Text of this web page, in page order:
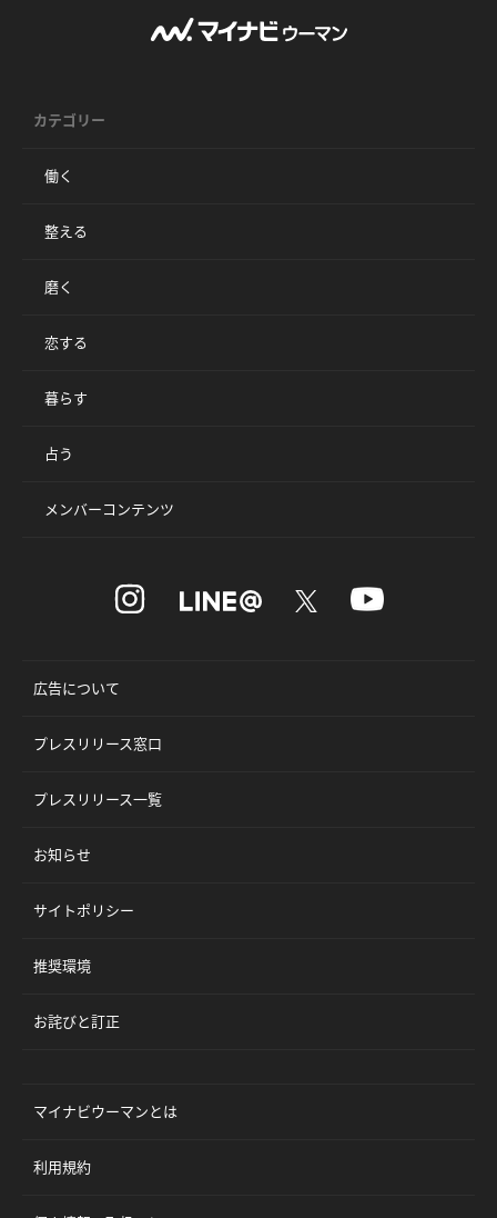
カテゴリー
働く
整える
磨く
恋する
暮らす
占う
メンバーコンテンツ
広告について
プレスリリース窓口
プレスリリース一覧
お知らせ
サイトポリシー
推奨環境
お詫びと訂正
マイナビウーマンとは
利用規約